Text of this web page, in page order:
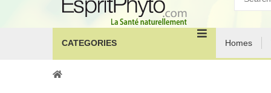
CATEGORIES Homes